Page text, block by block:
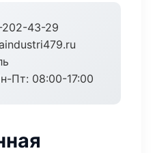
43-29
Пт: 08:00-17:00